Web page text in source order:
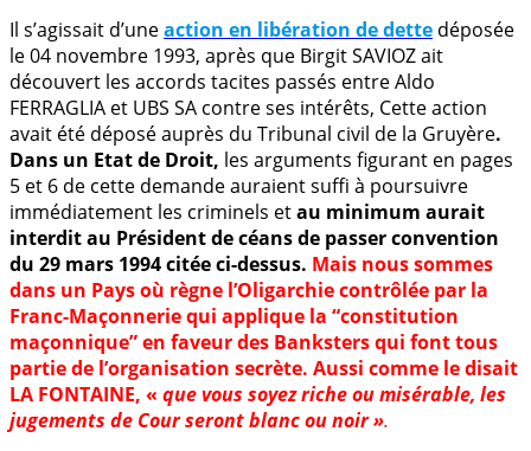
Il s’agissait d’uneaction en libération de dette déposée
le 04 novembre 1993, après que Birgit SAVIOZ ait
découvert les accords tacites passés entre Aldo
FERRAGLIA et UBS SA contre ses intérêts, Cette action
avait été déposé auprès du Tribunal civil de la Gruyère.
Dans un Etat de Droit, les arguments figurant en pages
5 et 6 de cette demande auraient suffi à poursuivre
immédiatement les criminels etau minimum aurait
interdit au Président de céans de passer convention
du 29 mars 1994 citée ci-dessus. Mais nous sommes
dans un Pays où règne l’Oligarchie contrôlée par la
Franc-Maçonnerie qui applique la “constitution
maçonnique” en faveur des Banksters qui font tous
partie de l’organisation secrète. Aussi comme le disait
LA FONTAINE, « que vous soyez riche ou misérable, les
jugements de Cour seront blanc ou noir ».